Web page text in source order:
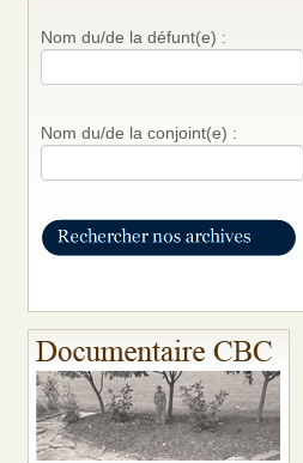
Nom du/de la défunt(e) :
Nom du/de la conjoint(e) :